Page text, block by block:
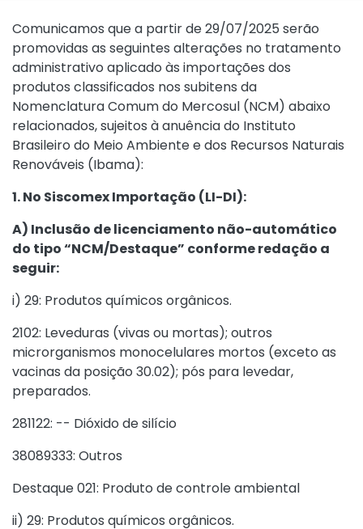
Comunicamos que a partir de 29/07/2025 serão
promovidas as seguintes alterações no tratamento
administrativo aplicado às importações dos
produtos classificados nos subitens da
Nomenclatura Comum do Mercosul (NCM) abaixo
relacionados, sujeitos à anuência do Instituto
Brasileiro do Meio Ambiente e dos Recursos Naturais
Renováveis (Ibama):
1. No Siscomex Importação (LI-DI):
A) Inclusão de licenciamento não-automático
do tipo “NCM/Destaque” conforme redação a
seguir:
i) 29: Produtos químicos orgânicos.
2102: Leveduras (vivas ou mortas); outros
microrganismos monocelulares mortos (exceto as
vacinas da posição 30.02); pós para levedar,
preparados.
281122: -- Dióxido de silício
38089333: Outros
Destaque 021: Produto de controle ambiental
ii) 29: Produtos químicos orgânicos.